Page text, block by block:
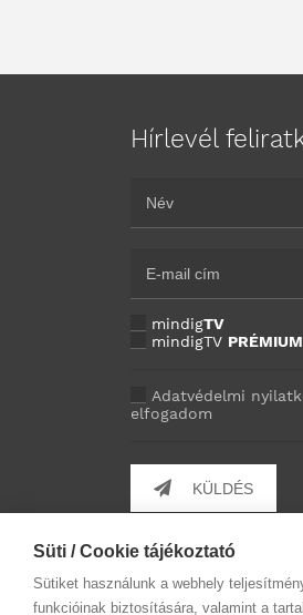
Hírlevél
mindigTV
mindigTV PRÉMIUM
Adatvédelmi
elfogadom
KÜLDÉS
Süti / Cookie tájékoztató
Sütiket használunk a webhely
funkcióinak biztosítására, valamint a